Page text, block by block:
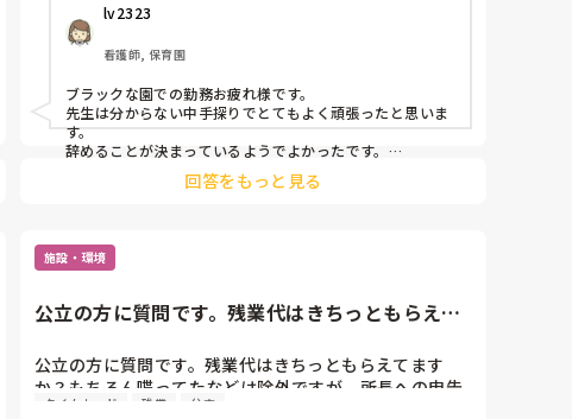
のですが（むしろ優しくなっていた）
退職が決定した先週から副園長、園長からの苛めがまた
再発してしまいました。
今月は卒園式の準備で他の学年の先生も年長クラスの手
伝い詰めで自分のクラスの事ができていませんでした。
（保育が終わればすぐに卒園式の準備）
そして昨日卒園式でした。
卒園式が終わった後自分のクラスの作業（1人24枚の絵
をまとめてラッピングする。部屋に絵を1人一枚張り替
金曜日絵を持ち帰りなので…
私の隣のクラス（1年目）は補助の先生がいるのですが
いました。
とみなされています。
そして今週毎日休みなく保育終わったらすぐに年長の手
lv2323
看護師, 保育園
ブラックな園での勤務お疲れ様です。
先生は分からない中手探りでとてもよく頑張ったと思いま
す。
辞めることが決まっているようでよかったです。
裁判まで起こすおつもりなら今からでも残業した時間をメ
モしておくとよいですよ。何時～何時出勤までか。
張ってくれてありがとうございます。
お疲れ様でした。あと少し、もういなくなるからと投げや
有給など残っていれば無理にでもすべて使いましょ。あと
少しの辛抱です。
回答をもっと見る
施設・環境
公立の方に質問です。残業代はきちっともらえて
公立の方に質問です。残業代はきちっともらえてます
か？もちろん喋ってたなどは除外ですが、所長への申告
タイムカード 残業 公立